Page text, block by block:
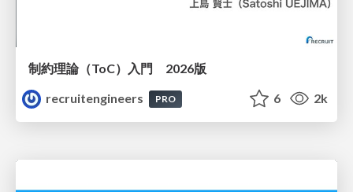
制約理論（ToC）入門 2026版
recruitengineers
PRO 6 2k